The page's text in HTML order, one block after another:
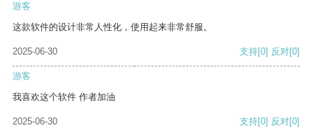
游客
这款软件的设计非常人性化，使用起来非常舒服。
2025-06-30 支持[0] 反对[0]
游客
我喜欢这个软件 作者加油
2025-06-30 支持[0] 反对[0]